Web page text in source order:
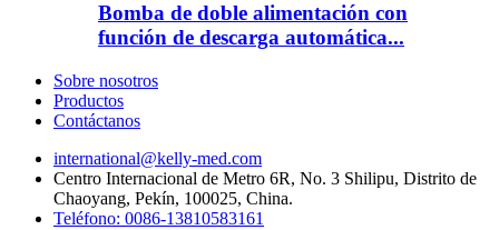
Bomba de doble alimentación con
función de descarga automática...
Sobre nosotros
Productos
Contáctanos
international@kelly-med.com
Centro Internacional de Metro 6R, No. 3 Shilipu, Distrito de
Chaoyang, Pekín, 100025, China.
Teléfono: 0086-13810583161